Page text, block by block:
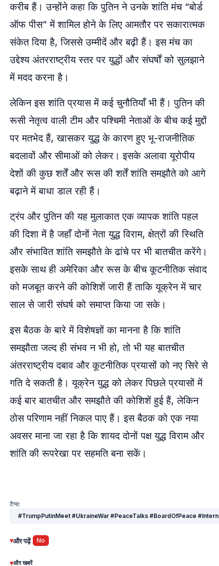
करीब हैं। उन्होंने कहा कि पुतिन ने उनके शांति मंच “बोर्ड
ऑफ पीस” में शामिल होने के लिए आमतौर पर सकारात्मक
संकेत दिया है, जिससे उम्मीदें और बढ़ी हैं। इस मंच का
उद्देश्य अंतरराष्ट्रीय स्तर पर युद्धों और संघर्षों को सुलझाने
में मदद करना है।
लेकिन इस शांति प्रयास में कई चुनौतियाँ भी हैं। पुतिन की
रूसी नेतृत्व वाली टीम और पश्चिमी नेताओं के बीच कई मुद्दों
पर मतभेद हैं, खासकर युद्ध के कारण हुए भू-राजनीतिक
बदलावों और सीमाओं को लेकर। इसके अलावा यूरोपीय
देशों की कुछ शर्तें और रूस की शर्तें शांति समझौते को आगे
बढ़ाने में बाधा डाल रही हैं।
ट्रंप और पुतिन की यह मुलाकात एक व्यापक शांति पहल
की दिशा में है जहाँ दोनों नेता युद्ध विराम, क्षेत्रों की स्थिति
और संभावित शांति समझौते के ढांचे पर भी बातचीत करेंगे।
इसके साथ ही अमेरिका और रूस के बीच कूटनीतिक संवाद
को मजबूत करने की कोशिशें जारी हैं ताकि यूक्रेन में चार
साल से जारी संघर्ष को समाप्त किया जा सके।
इस बैठक के बारे में विशेषज्ञों का मानना है कि शांति
समझौता जल्द ही संभव न भी हो, तो भी यह बातचीत
अंतरराष्ट्रीय दबाव और कूटनीतिक प्रयासों को नए सिरे से
गति दे सकती है। यूक्रेन युद्ध को लेकर पिछले प्रयासों में
कई बार बातचीत और समझौते की कोशिशें हुई हैं, लेकिन
ठोस परिणाम नहीं निकल पाए हैं। इस बैठक को एक नया
अवसर माना जा रहा है कि शायद दोनों पक्ष युद्ध विराम और
शांति की रूपरेखा पर सहमति बना सकें।
टैग्स:
#TrumpPutinMeet #UkraineWar #PeaceTalks #BoardOfPeace
▾और पढ़ें No
▾और खबरें